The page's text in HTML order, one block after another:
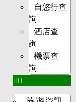
自悠行查
詢
酒店查
詢
機票查
詢